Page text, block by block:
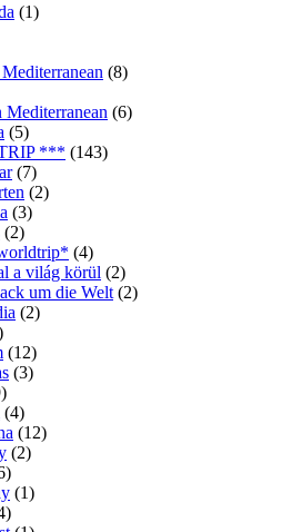
(1)
(8)
Mediterranean (6)
(5)
*** (143)
(7)
(2)
(3)
(2)
(4)
a világ körül (2)
um die Welt (2)
(2)
(12)
(3)
(4)
(12)
(2)
(1)